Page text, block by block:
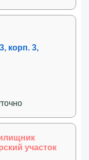
корп. 3,
участок